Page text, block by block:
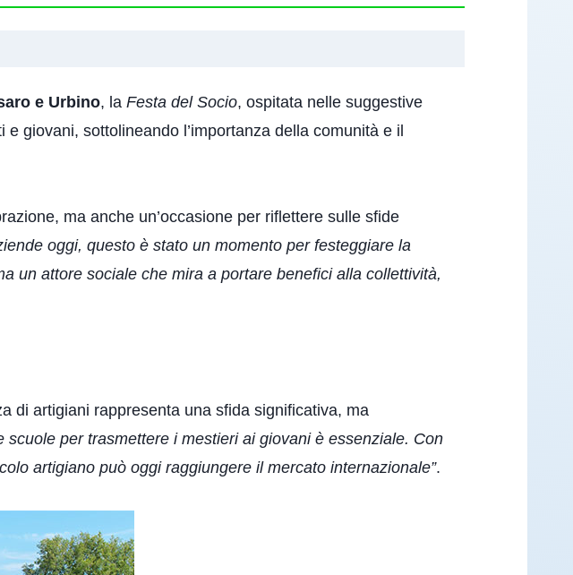
e Urbino, la Festa del Socio, ospitata nelle suggestive
giovani, sottolineando l’importanza della comunità e il
ma anche un’occasione per riflettere sulle sfide
oggi, questo è stato un momento per festeggiare la
un attore sociale che mira a portare benefici alla collettività,
di artigiani rappresenta una sfida significativa, ma
scuole per trasmettere i mestieri ai giovani è essenziale. Con
artigiano può oggi raggiungere il mercato internazionale”.